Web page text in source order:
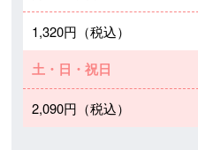
1,320円（税込）
土・日・祝日
2,090円（税込）